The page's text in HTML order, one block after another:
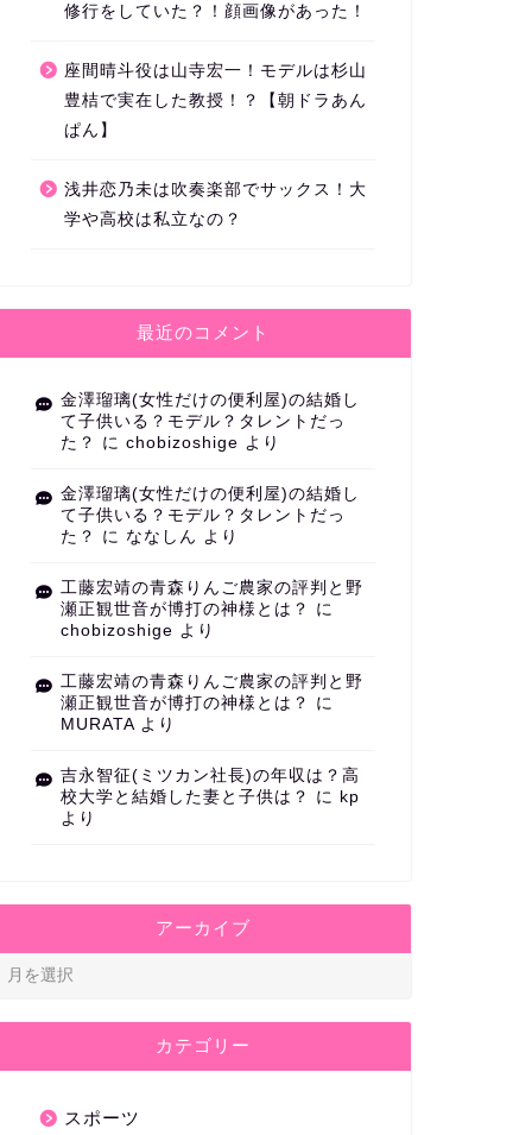
修行をしていた？！顔画像があった！
座間晴斗役は山寺宏一！モデルは杉山
豊桔で実在した教授！？【朝ドラあん
ぱん】
浅井恋乃未は吹奏楽部でサックス！大
学や高校は私立なの？
最近のコメント
金澤瑠璃(女性だけの便利屋)の結婚し
て子供いる？モデル？タレントだっ
た？
に chobizoshige より
金澤瑠璃(女性だけの便利屋)の結婚し
て子供いる？モデル？タレントだっ
た？
に ななしん より
工藤宏靖の青森りんご農家の評判と野
瀬正観世音が博打の神様とは？
に
chobizoshige より
工藤宏靖の青森りんご農家の評判と野
瀬正観世音が博打の神様とは？
に
MURATAより
吉永智征(ミツカン社長)の年収は？高
校大学と結婚した妻と子供は？
に kp
より
アーカイブ
カテゴリー
スポーツ